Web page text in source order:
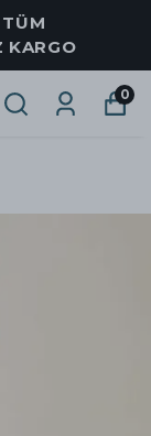
KARGO
0